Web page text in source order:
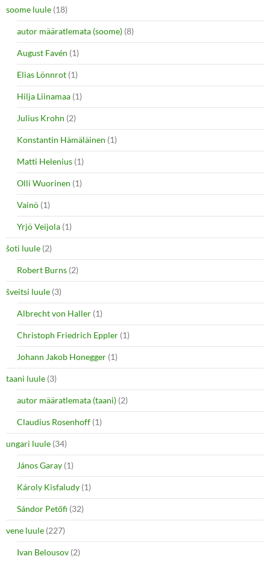
soome luule (18)
autor määratlemata (soome) (8)
August Favén (1)
Elias Lönnrot (1)
Hilja Liinamaa (1)
Julius Krohn (2)
Konstantin Hämäläinen (1)
Matti Helenius (1)
Olli Wuorinen (1)
Vainö (1)
Yrjö Veijola (1)
šoti luule (2)
Robert Burns (2)
šveitsi luule (3)
Albrecht von Haller (1)
Christoph Friedrich Eppler (1)
Johann Jakob Honegger (1)
taani luule (3)
autor määratlemata (taani) (2)
Claudius Rosenhoff (1)
ungari luule (34)
János Garay (1)
Károly Kisfaludy (1)
Sándor Petőfi (32)
vene luule (227)
Ivan Belousov (2)